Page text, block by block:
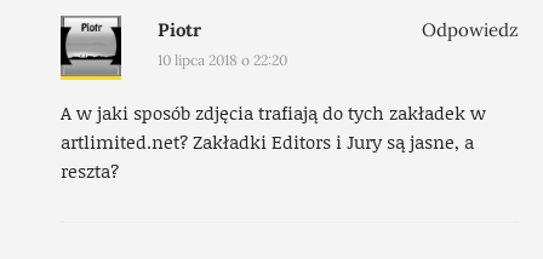
Piotr
10 lipca 2018 o 22:20
A w jaki sposób zdjęcia trafiają do tych zakładek w
artlimited.net? Zakładki Editors i Jury są jasne, a
reszta?
Odpowiedz